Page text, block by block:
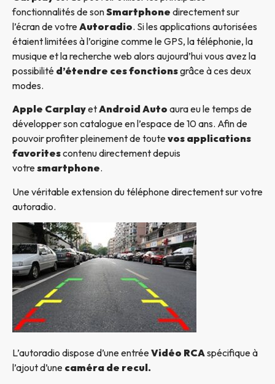
fonctionnalités de sonSmartphone directement sur
l’écran de votreAutoradio. Si les applications autorisées
étaient limitées à l’origine comme le GPS, la téléphonie, la
musique et la recherche web alors aujourd’hui vous avez la
possibilité d’étendre ces fonctionsgrâce à ces deux
modes.
Apple CarplayetAndroid Auto aura eu le temps de
développer son catalogue en l’espace de 10 ans. Afin de
pouvoir profiter pleinement de toutevos applications
favoritescontenu directement depuis
votresmartphone.
Une véritable extension du téléphone directement sur votre
autoradio.
L’autoradio dispose d’une entréeVidéo RCAspécifique à
l’ajout d’une caméra de recul.